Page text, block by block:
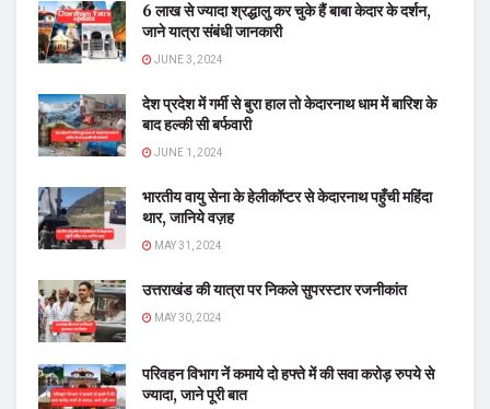
6 लाख से ज्यादा श्रद्धालु कर चुके हैं बाबा केदार के दर्शन,
जाने यात्रा संबंधी जानकारी
JUNE 3, 2024
देश प्रदेश में गर्मी से बुरा हाल तो केदारनाथ धाम में बारिश के
बाद हल्की सी बर्फवारी
JUNE 1, 2024
भारतीय वायु सेना के हेलीकॉप्टर से केदारनाथ पहुँची महिंदा
थार, जानिये वज़ह
MAY 31, 2024
उत्तराखंड की यात्रा पर निकले सुपरस्टार रजनीकांत
MAY 30, 2024
परिवहन विभाग नें कमाये दो हफ्ते में की सवा करोड़ रुपये से
ज्यादा, जाने पूरी बात